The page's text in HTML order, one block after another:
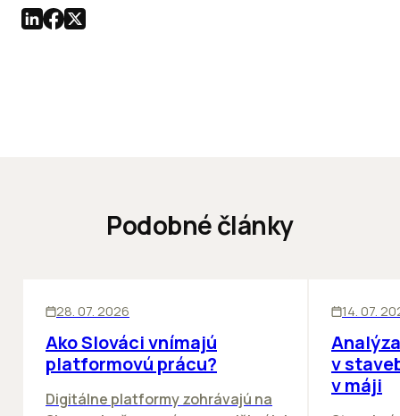
Podobné články
28. 07. 2026
Ako Slováci vnímajú
platformovú prácu?
Digitálne platformy zohrávajú na
14. 07.
v
v máji